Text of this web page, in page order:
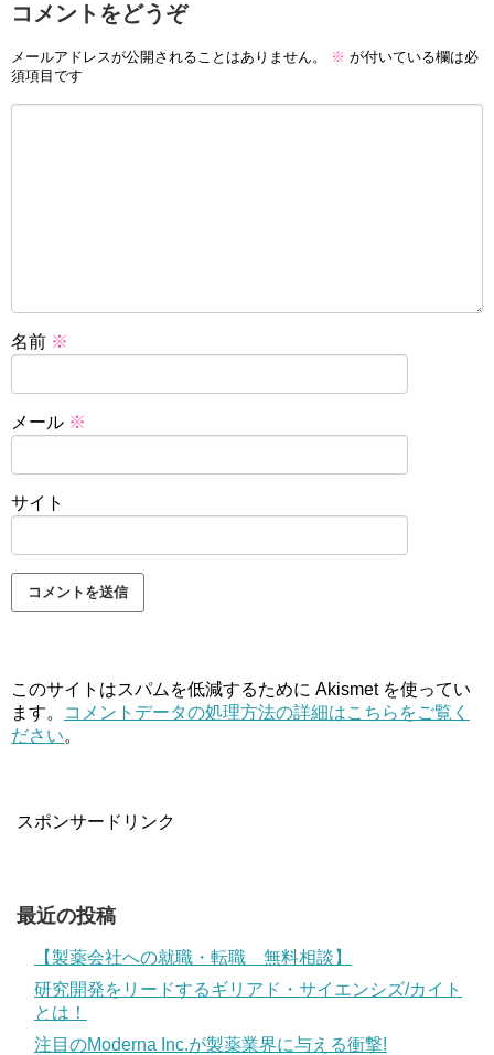
コメントをどうぞ
メールアドレスが公開されることはありません。 ※ が付いている欄は必
須項目です
名前 ※
メール ※
サイト
このサイトはスパムを低減するために Akismet を使ってい
ます。
コメントデータの処理方法の詳細はこちらをご覧く
ださい。
スポンサードリンク
最近の投稿
【製薬会社への就職・転職 無料相談】
研究開発をリードするギリアド・サイエンシズ/カイト
とは！
注目のModerna Inc.が製薬業界に与える衝撃!